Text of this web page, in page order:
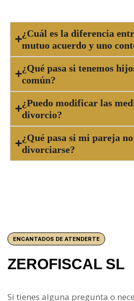
¿Cuál es la diferencia
mutuo acuerdo y uno
¿Qué pasa si tenemos
común?
¿Puedo modificar las
divorcio?
¿Qué pasa si mi pareja
divorciarse?
ENCANTADOS DE ATENDERTE
ZEROFISCAL SL
Si tienes alguna pregunta o